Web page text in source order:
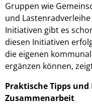
Gruppen wie
und
Initiativen gibt es
diesen Initiativen
die eigenen
ergänzen können,
Praktische Tipps
Zusammenarbeit